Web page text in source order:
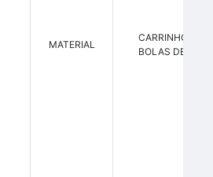
MATERIAL
CARRINHO
BOLAS DE